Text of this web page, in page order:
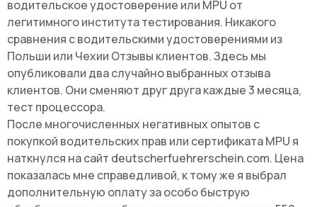
водительское удостоверение или MPU от
легитимного института тестирования. Никакого
сравнения с водительскими удостоверениями из
Польши или Чехии Отзывы клиентов. Здесь мы
опубликовали два случайно выбранных отзыва
клиентов. Они сменяют друг друга каждые 3 месяца,
тест процессора.
После многочисленных негативных опытов с
покупкой водительских прав или сертификата MPU я
наткнулся на сайт deutscherfuehrerschein.com. Цена
показалась мне справедливой, к тому же я выбрал
дополнительную оплату за особо быструю